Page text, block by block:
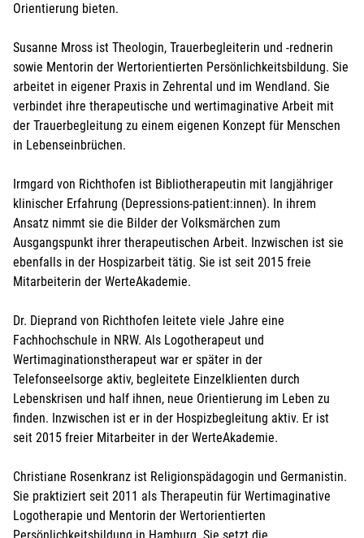
Orientierung bieten.
Susanne Mross ist Theologin, Trauerbegleiterin und -rednerin
sowie Mentorin der Wertorientierten Persönlichkeitsbildung. Sie
arbeitet in eigener Praxis in Zehrental und im Wendland. Sie
verbindet ihre therapeutische und wertimaginative Arbeit mit
der Trauerbegleitung zu einem eigenen Konzept für Menschen
in Lebenseinbrüchen.
Irmgard von Richthofen ist Bibliotherapeutin mit langjähriger
klinischer Erfahrung (Depressions-patient:innen). In ihrem
Ansatz nimmt sie die Bilder der Volksmärchen zum
Ausgangspunkt ihrer therapeutischen Arbeit. Inzwischen ist sie
ebenfalls in der Hospizarbeit tätig. Sie ist seit 2015 freie
Mitarbeiterin der WerteAkademie.
Dr. Dieprand von Richthofen leitete viele Jahre eine
Fachhochschule in NRW. Als Logotherapeut und
Wertimaginationstherapeut war er später in der
Telefonseelsorge aktiv, begleitete Einzelklienten durch
Lebenskrisen und half ihnen, neue Orientierung im Leben zu
finden. Inzwischen ist er in der Hospizbegleitung aktiv. Er ist
seit 2015 freier Mitarbeiter in der WerteAkademie.
Christiane Rosenkranz ist Religionspädagogin und Germanistin.
Sie praktiziert seit 2011 als Therapeutin für Wertimaginative
Logotherapie und Mentorin der Wertorientierten